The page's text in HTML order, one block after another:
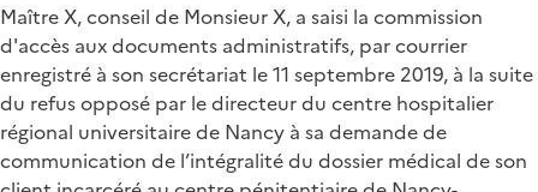
Maître X, conseil de Monsieur X, a saisi la commission
d'accès aux documents administratifs, par courrier
enregistré à son secrétariat le 11 septembre 2019, à la suite
du refus opposé par le directeur du centre hospitalier
régional universitaire de Nancy à sa demande de
communication de l’intégralité du dossier médical de son